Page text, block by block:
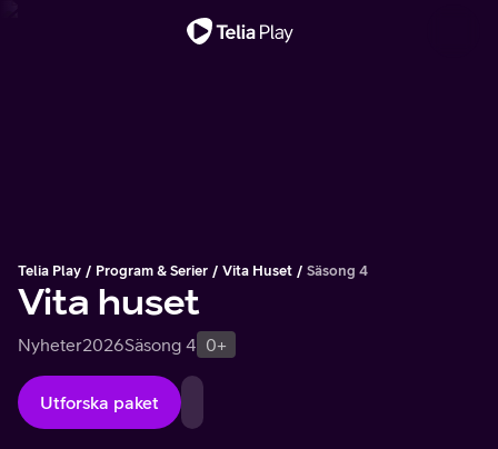
Telia Play Program & Serier Vita Huset Säsong 4
Vita huset
Nyheter2026Säsong 4 0+
Utforska paket